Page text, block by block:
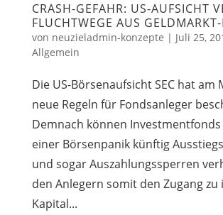
CRASH-GEFAHR: US-AUFSICHT
FLUCHTWEGE AUS
von neuzieladmin-konzepte | Juli 25,
Allgemein
Die US-Börsenaufsicht SEC hat am
neue Regeln für Fondsanleger
Demnach können
einer Börsenpanik künftig
und sogar Auszahlungssperren
den Anlegern somit den Zugang zu
Kapital...